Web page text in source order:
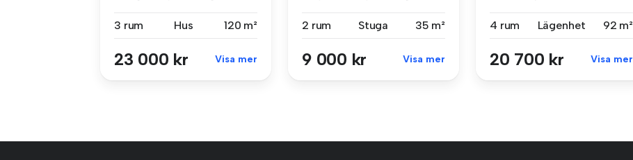
3 rum
Hus 120 m²
23 000 kr Visa mer
2 rum
Stuga 35 m²
9 000 kr Visa mer
4 rum
Lägenhet 92 m²
20 700 kr Visa mer